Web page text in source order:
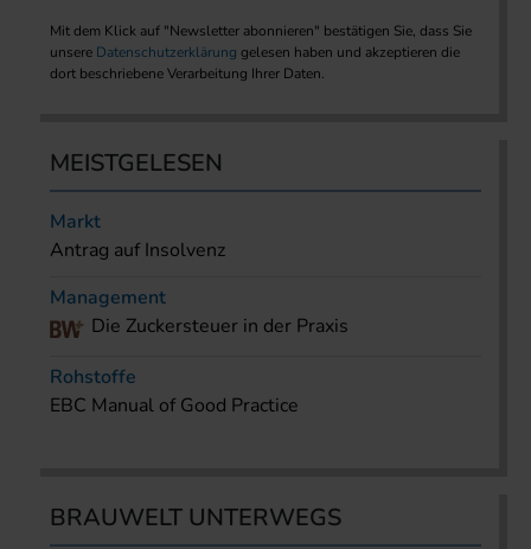
Mit dem Klick auf "Newsletter abonnieren" bestätigen Sie, dass Sie
unsere Datenschutzerklärung gelesen haben und akzeptieren die
dort beschriebene Verarbeitung Ihrer Daten.
MEISTGELESEN
Markt
Antrag auf Insolvenz
Management
Die Zuckersteuer in der Praxis
Rohstoffe
EBC Manual of Good Practice
BRAUWELT UNTERWEGS